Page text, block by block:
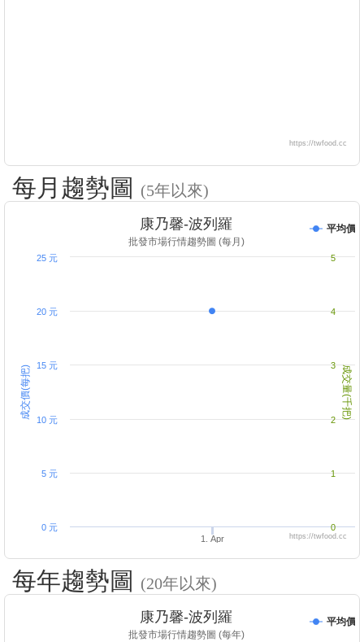
https://twfood.cc
每月趨勢圖 (5年以來)
成交價(每把) 成交量(千把)
康乃馨-波列羅
批發市場行情趨勢圖 (每月)
平均價
1. Apr
0 元
5 元
10 元
15 元
20 元
25 元
0
1
2
3
4
5
https://twfood.cc
每年趨勢圖 (20年以來)
康乃馨-波列羅
批發市場行情趨勢圖 (每年)
平均價